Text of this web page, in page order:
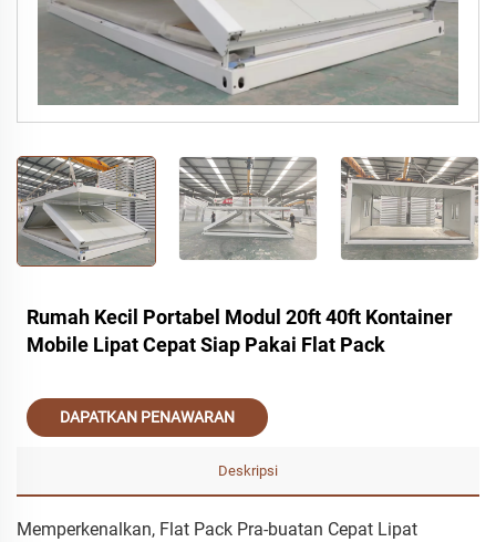
Rumah Kecil Portabel Modul 20ft 40ft Kontainer
Mobile Lipat Cepat Siap Pakai Flat Pack
DAPATKAN PENAWARAN
Deskripsi
Memperkenalkan, Flat Pack Pra-buatan Cepat Lipat